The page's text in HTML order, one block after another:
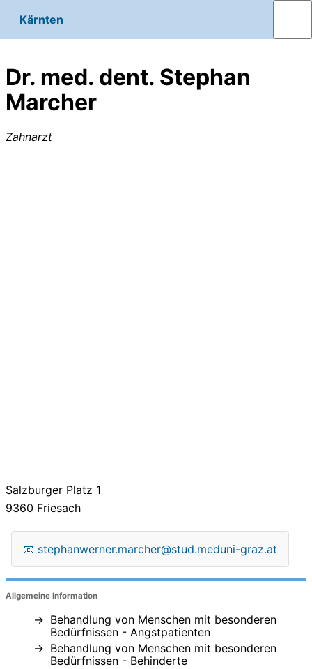
Kärnten
Dr. med. dent. Stephan
Marcher
Zahnarzt
Salzburger Platz 1
9360 Friesach
📧 stephanwerner.marcher@stud.meduni-graz.at
Allgemeine Information
Behandlung von Menschen mit besonderen
Bedürfnissen - Angstpatienten
Behandlung von Menschen mit besonderen
Bedürfnissen - Behinderte